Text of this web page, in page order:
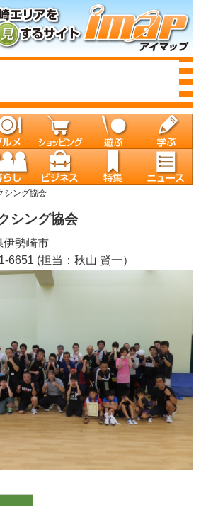
シング協会
シング協会
伊勢崎市
6651 (担当：秋山 賢一）